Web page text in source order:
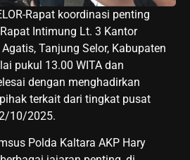
Rapat koordinasi penting
Intimung Lt. 3 Kantor
Tanjung Selor, Kabupaten
pukul 13.00 WITA dan
dengan menghadirkan
terkait dari tingkat pusat
10/2025.
Polda Kaltara AKP Hary